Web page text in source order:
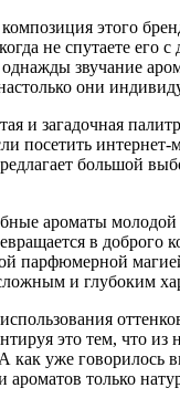
этого
не спутаете его с
звучание
они
и загадочная
посетить интернет-
большой
ароматы
в доброго
парфюмерной
и глубоким
это тем, что из
как уже говорилось
ароматов только